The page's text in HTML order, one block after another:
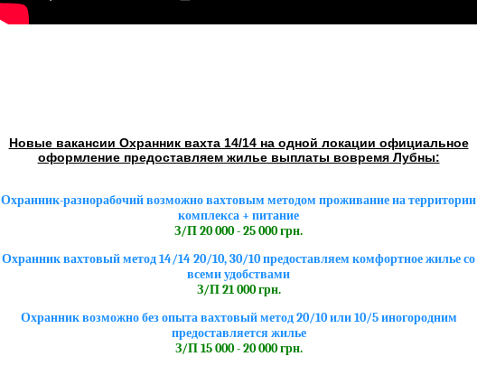
Новые вакансии Охранник вахта 14/14 на одной локации официальное
оформление предоставляем жилье выплаты вовремя Лубны:
Охранник-разнорабочий возможно вахтовым методом проживание на территории
комплекса + питание
З/П 20 000 - 25 000 грн.
Охранник вахтовый метод 14/14 20/10, 30/10 предоставляем комфортное жилье со
всеми удобствами
З/П 21 000 грн.
Охранник возможно без опыта вахтовый метод 20/10 или 10/5 иногородним
предоставляется жилье
З/П 15 000 - 20 000 грн.